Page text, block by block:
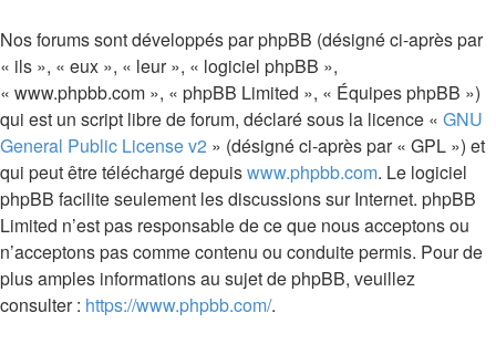
Nos forums sont développés par phpBB (désigné ci-après par
« ils », « eux », « leur », « logiciel phpBB »,
« www.phpbb.com », « phpBB Limited », « Équipes phpBB »)
qui est un script libre de forum, déclaré sous la licence « GNU
General Public License v2 » (désigné ci-après par « GPL ») et
qui peut être téléchargé depuiswww.phpbb.com. Le logiciel
phpBB facilite seulement les discussions sur Internet. phpBB
Limited n’est pas responsable de ce que nous acceptons ou
n’acceptons pas comme contenu ou conduite permis. Pour de
plus amples informations au sujet de phpBB, veuillez
consulter : https://www.phpbb.com/.